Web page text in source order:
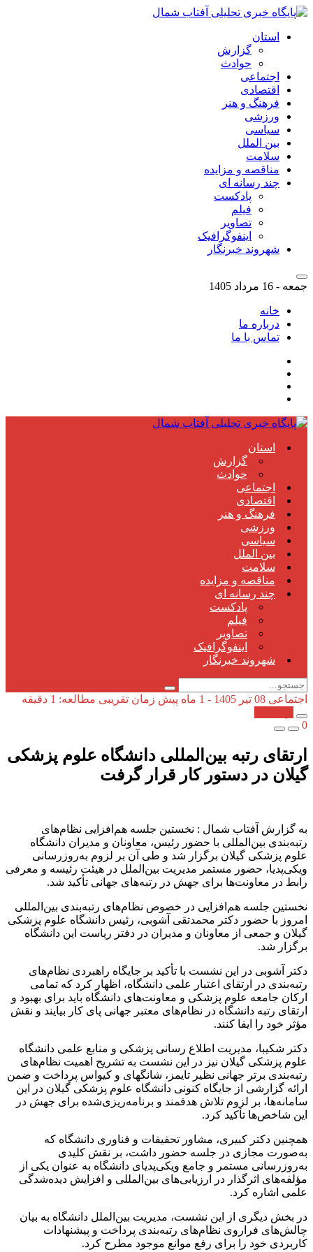
استان
گزارش
حوادث
اجتماعی
اقتصادی
فرهنگ و هنر
ورزشی
سیاسی
بین الملل
سلامت
مناقصه و مزایده
چند رسانه ای
پادکست
فیلم
تصاویر
اینفوگرافیک
شهروند خبرنگار
جمعه - 16 مرداد 1405
خانه
درباره ما
تماس با ما
استان
گزارش
حوادث
اجتماعی
اقتصادی
فرهنگ و هنر
ورزشی
سیاسی
بین الملل
سلامت
مناقصه و مزایده
چند رسانه ای
پادکست
فیلم
تصاویر
اینفوگرافیک
شهروند خبرنگار
اجتماعی 08 تیر 1405 - 1 ماه پیش
زمان تقریبی مطالعه: 1 دقیقه
0
ارتقای رتبه بین‌المللی دانشگاه علوم پزشکی
گیلان در دستور کار قرار گرفت
به گزارش آفتاب شمال : نخستین جلسه هم‌افزایی نظام‌های
رتبه‌بندی بین‌المللی با حضور رئیس، معاونان و مدیران دانشگاه
علوم پزشکی گیلان برگزار شد و طی آن بر لزوم به‌روزرسانی
ویکی‌پدیا، حضور مستمر مدیریت بین‌الملل در هیئت رئیسه و معرفی
رابط در معاونت‌ها برای جهش در رتبه‌های جهانی تأکید شد.
نخستین جلسه هم‌افزایی در خصوص نظام‌های رتبه‌بندی بین‌المللی
امروز با حضور دکتر محمدتقی آشوبی، رئیس دانشگاه علوم پزشکی
گیلان و جمعی از معاونان و مدیران در دفتر ریاست این دانشگاه
برگزار شد.
دکتر آشوبی در این نشست با تأکید بر جایگاه راهبردی نظام‌های
رتبه‌بندی در ارتقای اعتبار علمی دانشگاه، اظهار کرد که تمامی
ارکان جامعه علوم پزشکی و معاونت‌های دانشگاه باید برای بهبود و
ارتقای رتبه دانشگاه در نظام‌های معتبر جهانی پای کار بیایند و نقش
مؤثر خود را ایفا کنند.
دکتر شکیبا، مدیریت اطلاع رسانی پزشکی و منابع علمی دانشگاه
علوم پزشکی گیلان نیز در این نشست به تشریح اهمیت نظام‌های
رتبه‌بندی برتر جهانی نظیر تایمز، شانگهای و کیواس پرداخت و ضمن
ارائه گزارشی از جایگاه کنونی دانشگاه علوم پزشکی گیلان در این
سامانه‌ها، بر لزوم تلاش هدفمند و برنامه‌ریزی‌شده برای جهش در
این شاخص‌ها تأکید کرد.
همچنین دکتر کبیری، مشاور تحقیقات و فناوری دانشگاه که
به‌صورت مجازی در جلسه حضور داشت، بر نقش کلیدی
به‌روزرسانی مستمر و جامع ویکی‌پدیای دانشگاه به عنوان یکی از
مؤلفه‌های اثرگذار در ارزیابی‌های بین‌المللی و افزایش دیده‌شدگی
علمی اشاره کرد.
در بخش دیگری از این نشست، مدیریت بین‌الملل دانشگاه به بیان
چالش‌های فراروی نظام‌های رتبه‌بندی پرداخت و پیشنهادات
کاربردی خود را برای رفع موانع موجود مطرح کرد.